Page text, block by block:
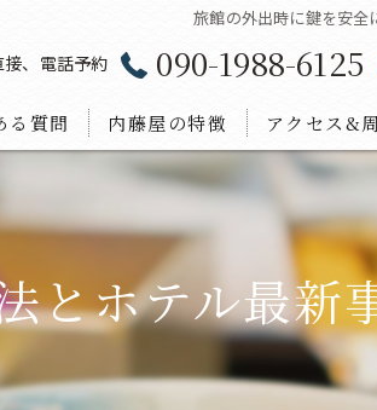
旅館の外出時に鍵を安全
、電話予約 090-1988-6125
る質問 内藤屋の特徴
宿泊
海鮮料理
アクセス&
とホテル最新